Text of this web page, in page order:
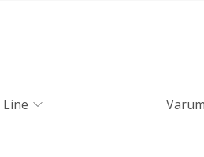
Line